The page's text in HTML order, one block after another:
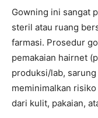
Gowning ini sangat
steril atau ruang
farmasi. Prosedur
pemakaian hairnet
produksi/lab,
meminimalkan
dari kulit, pakaian,